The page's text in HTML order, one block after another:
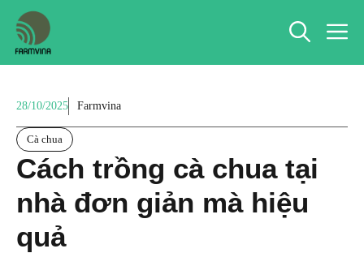
Chuyển
đến
nội
28/10/2025 Farmvina
Cà chua
Cách trồng cà chua tại
nhà đơn giản mà hiệu
quả